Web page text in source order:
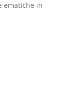
ematiche in